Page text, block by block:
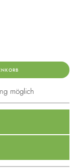
möglich